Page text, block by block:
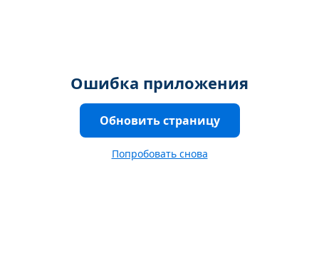
Ошибка приложения
Обновить страницу
Попробовать снова